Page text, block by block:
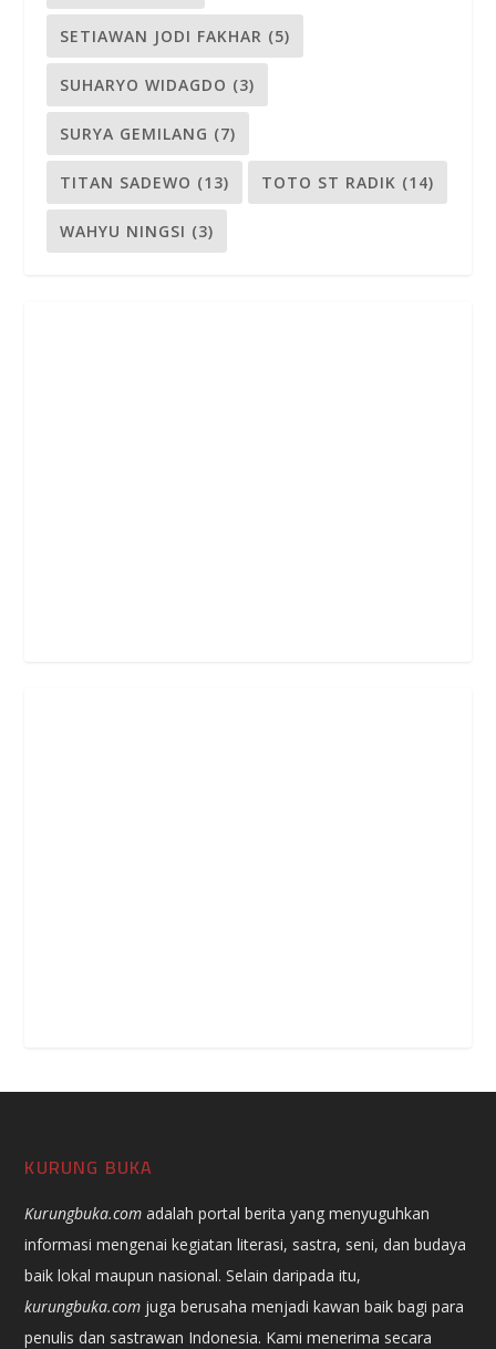
SETIAWAN JODI FAKHAR (5)
SUHARYO WIDAGDO (3)
SURYA GEMILANG (7)
TITAN SADEWO (13) TOTO ST RADIK (14)
WAHYU NINGSI (3)
KURUNG BUKA
Kurungbuka.com adalah portal berita yang menyuguhkan
informasi mengenai kegiatan literasi, sastra, seni, dan budaya
baik lokal maupun nasional. Selain daripada itu,
kurungbuka.com juga berusaha menjadi kawan baik bagi para
penulis dan sastrawan Indonesia. Kami menerima secara